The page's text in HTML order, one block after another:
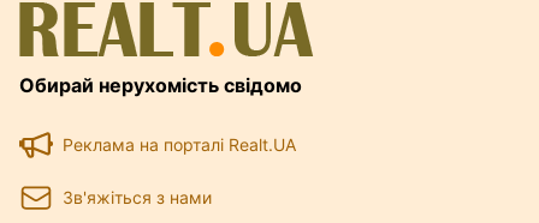
Обирай нерухомість свідомо
Реклама на порталі Realt.UA
Зв'яжіться з нами